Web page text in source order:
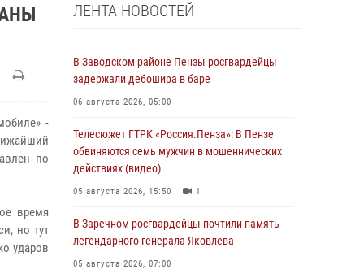
-
по
время
но тут
ударов
ЛЕНТА НОВОСТЕЙ
В Заводском районе Пензы росгвардейцы
задержали дебошира в баре
06 августа 2026, 05:00
Телесюжет ГТРК «Россия.Пенза»: В Пензе
обвиняются семь мужчин в мошеннических
действиях (видео)
05 августа 2026, 15:50 1
В Заречном росгвардейцы почтили память
легендарного генерала Яковлева
05 августа 2026, 07:00